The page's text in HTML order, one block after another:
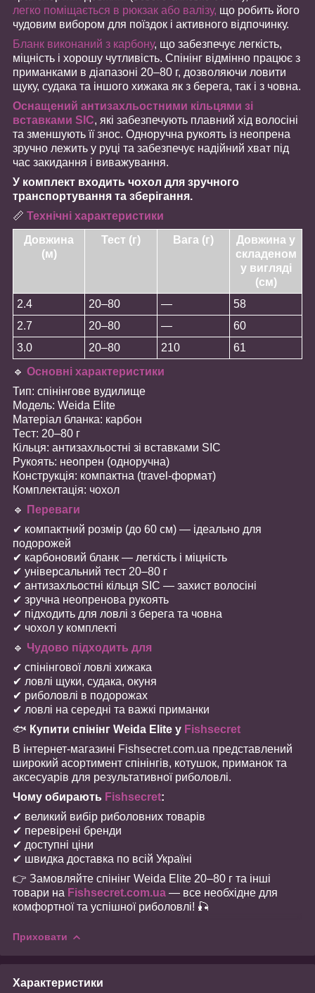
легко поміщається в рюкзак або валізу, що робить його
чудовим вибором для поїздок і активного відпочинку.
Бланк виконаний з карбону, що забезпечує легкість,
міцність і хорошу чутливість. Спінінг відмінно працює з
приманками в діапазоні 20–80 г, дозволяючи ловити
щуку, судака та іншого хижака як з берега, так і з човна.
Оснащений антизахльостними кільцями зі
вставками SIC, які забезпечують плавний хід волосіні
та зменшують її знос. Одноручна рукоять із неопрена
зручно лежить у руці та забезпечує надійний хват під
час закидання і виважування.
У комплект входить чохол для зручного
транспортування та зберігання.
📏 Технічні характеристики
Довжина
(м)
Тест (г) Вага (г)
Довжина у
складеном
у вигляді
(см)
2.4
20–80 —
58
2.7
20–80 —
60
3.0
20–80 210
61
🔹 Основні характеристики
Тип: спінінгове вудилище
Модель: Weida Elite
Матеріал бланка: карбон
Тест: 20–80 г
Кільця: антизахльостні зі вставками SIC
Рукоять: неопрен (одноручна)
Конструкція: компактна (travel-формат)
Комплектація: чохол
🔹
Переваги
✔ компактний розмір (до 60 см) — ідеально для
подорожей
✔ карбоновий бланк — легкість і міцність
✔ універсальний тест 20–80 г
✔ антизахльостні кільця SIC — захист волосіні
✔ зручна неопренова рукоять
✔ підходить для ловлі з берега та човна
✔ чохол у комплекті
🔹 Чудово підходить для
✔ спінінгової ловлі хижака
✔ ловлі щуки, судака, окуня
✔ риболовлі в подорожах
✔ ловлі на середні та важкі приманки
🐟 Купити спінінг Weida Elite у Fishsecret
В інтернет-магазині Fishsecret.com.ua представлений
широкий асортимент спінінгів, котушок, приманок та
аксесуарів для результативної риболовлі.
Чому обирають Fishsecret:
✔ великий вибір риболовних товарів
✔ перевірені бренди
✔ доступні ціни
✔ швидка доставка по всій Україні
👉 Замовляйте спінінг Weida Elite 20–80 г та інші
товари на Fishsecret.com.ua — все необхідне для
комфортної та успішної риболовлі! 🎣
Приховати
Характеристики